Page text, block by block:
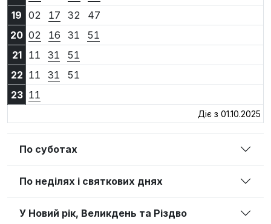
19 02 19:02
17 19:17
32 19:32
47
20 02 20:02
16 20:16
31 20:31
51
21
11 21:11
31 21:31
51
22 11 22:11
31 22:31
51
23 11
Діє з 01.10.2025
По суботах
По неділях і святкових днях
У Новий рік, Великдень та Різдво